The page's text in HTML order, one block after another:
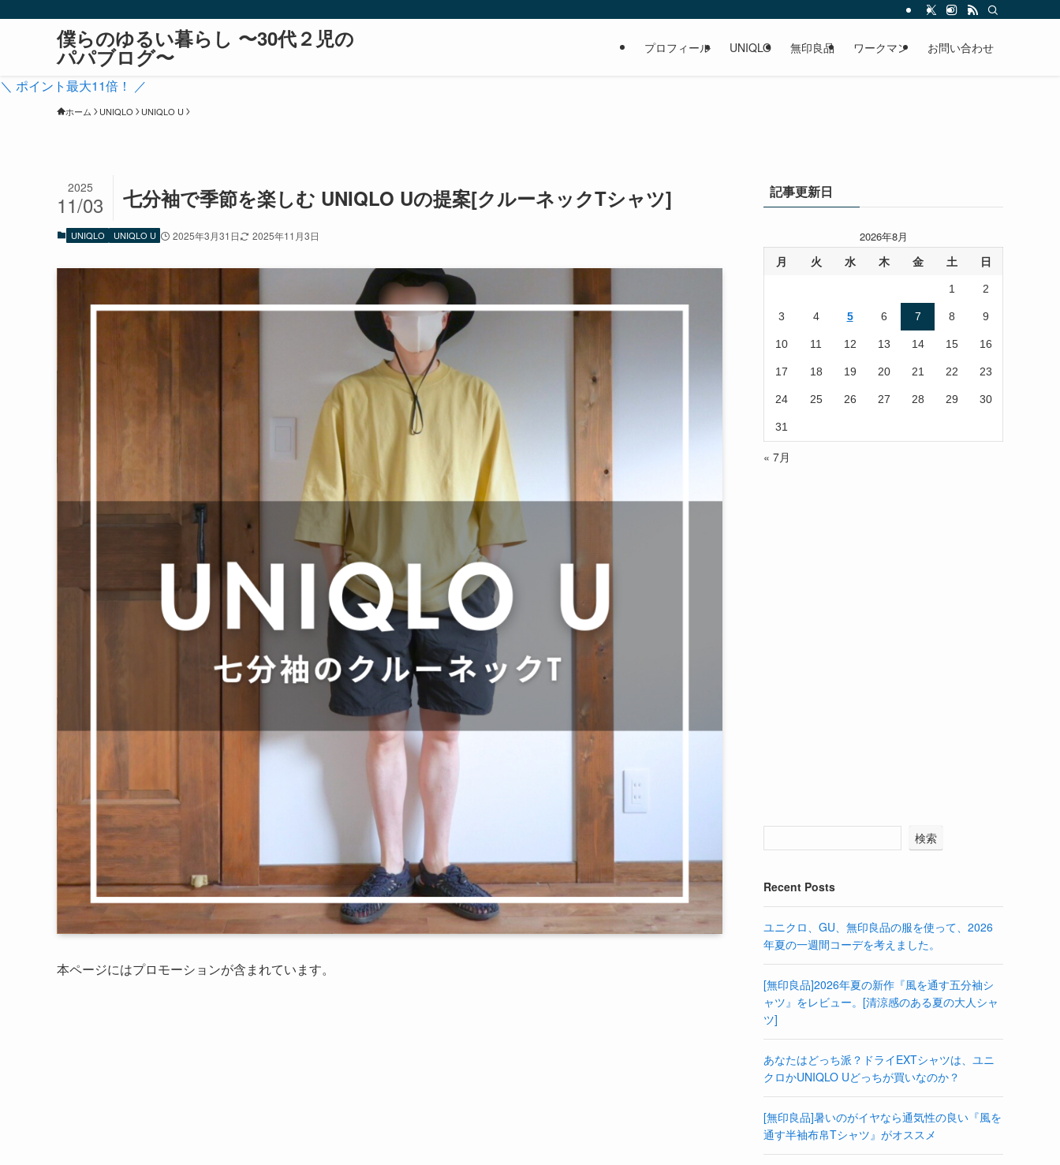
僕らのゆるい暮らし 〜30代２児の
パパブログ〜 プロフィール UNIQLO 無印良品 ワークマン お問い合わせ
＼ ポイント最大11倍！ ／
ホーム UNIQLO UNIQLO U
七分袖で季節を楽しむ UNIQLO Uの提案[クルーネックTシャツ]
2025
11/03
UNIQLO UNIQLO U 2025年3月31日 2025年11月3日
本ページにはプロモーションが含まれています。
記事更新日
2026年8月
月 火 水 木 金 土 日
1 2
3 4 5 6 7 8 9
10 11 12 13 14 15 16
17 18 19 20 21 22 23
24 25 26 27 28 29 30
31
« 7月
検索
Recent Posts
ユニクロ、GU、無印良品の服を使って、2026
年夏の一週間コーデを考えました。
[無印良品]2026年夏の新作『風を通す五分袖シ
ャツ』をレビュー。[清涼感のある夏の大人シャ
ツ]
あなたはどっち派？ドライEXTシャツは、ユニ
クロかUNIQLO Uどっちが買いなのか？
[無印良品]暑いのがイヤなら通気性の良い『風を
通す半袖布帛Tシャツ』がオススメ